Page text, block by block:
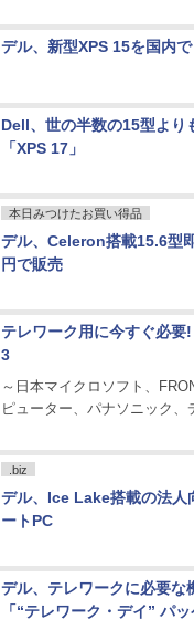
デル、新型XPS 15を国内
Dell、世の半数の15型より
「XPS 17」
本日みつけたお買い得品
デル、Celeron搭載15.6型
円で販売
テレワーク用に今すぐ必要
3
～日本マイクロソフト、
ピューター、パナソニック、
.biz
デル、Ice Lake搭載の法人
ートPC
デル、テレワークに必要な
「“テレワーク・デイ” パッ